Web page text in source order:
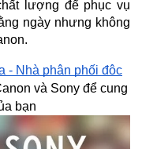
lượng để phục vụ
ngày nhưng không
- Nhà phân phối độc
và Sony để cung
bạn